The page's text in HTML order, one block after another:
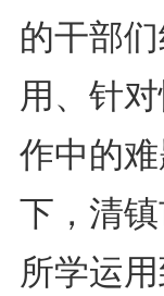
的干部
用、针
作中的
下，清
所学运